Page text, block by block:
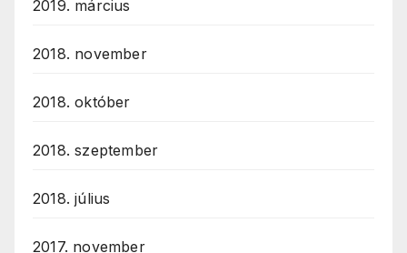
2019. március
2018. november
2018. október
2018. szeptember
2018. július
2017. november